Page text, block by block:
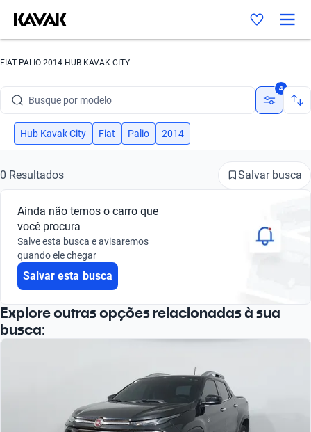
FIAT PALIO 2014 HUB KAVAK CITY
Busque por modelo
Busque por versão
Busque por marca
Busque por modelo
Busque por versão
4
Hub Kavak City Fiat Palio 2014
0 Resultados Salvar busca
Ainda não temos o carro que
você procura
Salve esta busca e avisaremos
quando ele chegar
Salvar esta busca
Explore outras opções relacionadas à sua
busca: